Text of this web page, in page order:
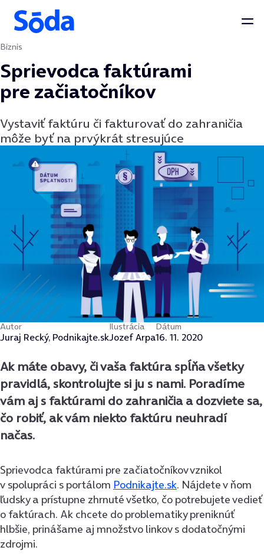
Preskočiť na obsah
Biznis
Sprievodca faktúrami
pre začiatočníkov
Vystaviť faktúru či fakturovať do zahraničia
môže byť na prvýkrát stresujúce
Autor
Juraj Recký, Podnikajte.sk
Ilustrácia
Jozef Arpa
Dátum
16. 11. 2020
Ak máte obavy, či vaša faktúra spĺňa všetky
pravidlá, skontrolujte si ju s nami. Poradíme
vám aj s faktúrami do zahraničia a dozviete sa,
čo robiť, ak vám niekto faktúru neuhradí
načas.
Sprievodca faktúrami pre začiatočníkov vznikol
v spolupráci s portálom Podnikajte.sk. Nájdete v ňom
ľudsky a prístupne zhrnuté všetko, čo potrebujete vedieť
o faktúrach. Ak chcete do problematiky preniknúť
hlbšie, prinášame aj množstvo linkov s dodatočnými
zdrojmi.